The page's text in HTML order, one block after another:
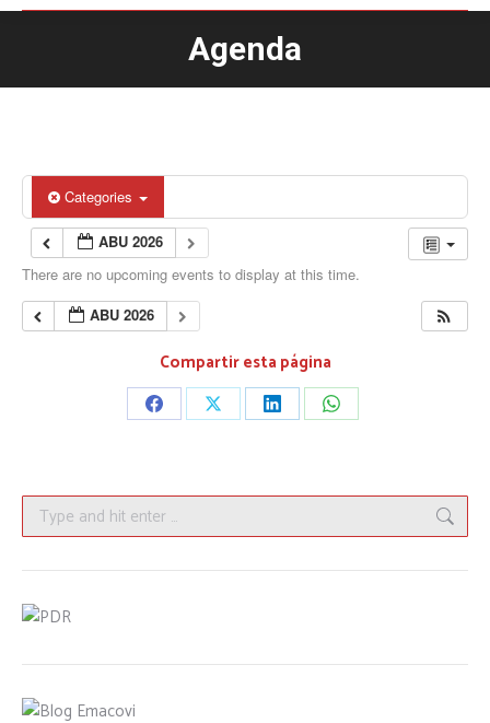
Agenda
You are here:
Categories
ABU 2026
There are no upcoming events to display at this time.
ABU 2026
Compartir esta página
Share Share Share Share
Search: